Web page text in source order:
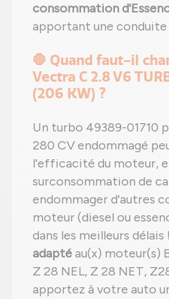
consommation
apportant une conduite
🛑 Quand faut-il
Vectra C 2.8 V6
(206 KW) ?
Un turbo 49389-01710
280 CV endommagé
l'efficacité du moteur,
surconsommation de
endommager d'autres
moteur (diesel ou
dans les meilleurs délais
adaptéau(x) moteur(s)
Z 28 NEL, Z 28 NET,
apportez à votre auto